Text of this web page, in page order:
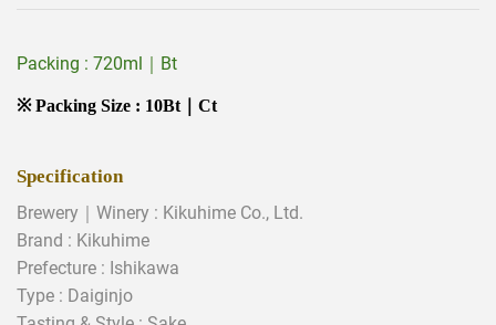
Packing : 720ml｜Bt
※ Packing Size : 10Bt｜Ct
Specification
Brewery｜Winery : Kikuhime Co., Ltd.
Brand : Kikuhime
Prefecture : Ishikawa
Type : Daiginjo